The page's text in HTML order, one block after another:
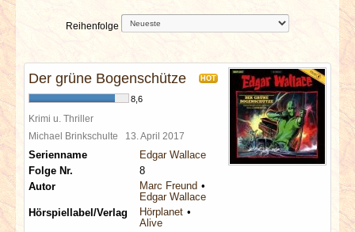
VERLOSUNGEN
SPECIALS
REDAKTION
LINKS
ARCHIV
Reihenfolge
Der grüne Bogenschütze HOT
8,6
Krimi u. Thriller
Michael Brinkschulte 13. April 2017
Serienname
Edgar Wallace
Folge Nr.
8
Autor
Marc Freund
Edgar Wallace
Hörspiellabel/Verlag
Hörplanet
Alive